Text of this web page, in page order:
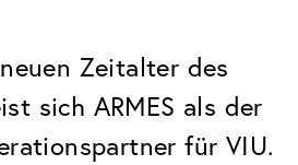
Zeitalter des
sich ARMES als der
für VIU.